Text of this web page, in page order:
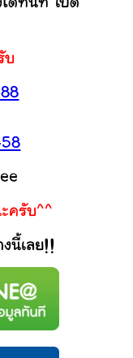
ได้ทันที เปิด
บ
ครับ^^
นี้เลย!!